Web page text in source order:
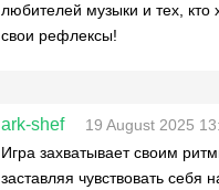
любителей музыки и тех, кто
свои рефлексы!
ark-shef
19 August 2025
Игра захватывает своим
заставляя чувствовать себя